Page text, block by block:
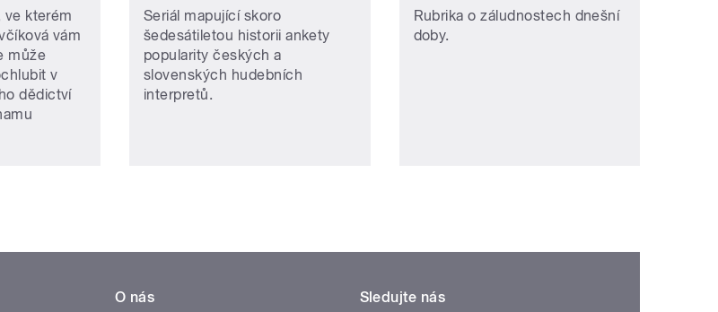
ve kterém
vám
může
v
dědictví
Seriál mapující skoro
šedesátiletou historii ankety
popularity českých a
slovenských hudebních
interpretů.
Rubrika o záludnostech dnešní
doby.
O nás
Sledujte nás